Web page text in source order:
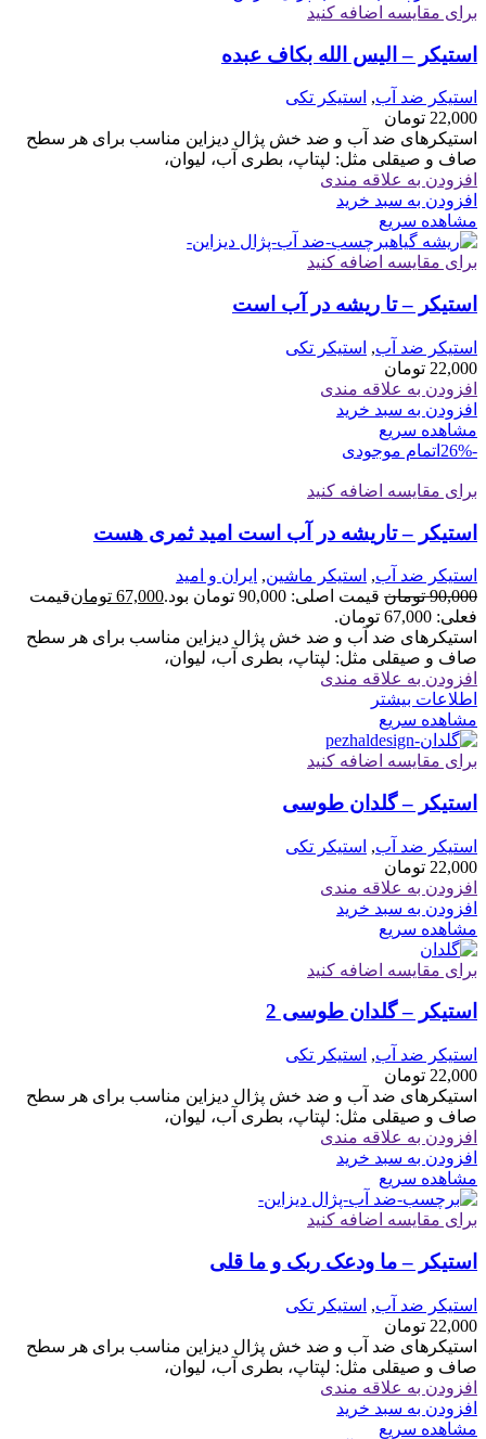
برای مقایسه اضافه کنید
استیکر – الیس الله بکاف عبده
استیکر ضد آب, استیکر تکی
22,000 تومان
استیکرهای ضد آب و ضد خش پژال دیزاین مناسب برای هر سطح
صاف و صیقلی مثل: لپتاپ، بطری آب، لیوان،
افزودن به علاقه مندی
افزودن به سبد خرید
مشاهده سریع
برای مقایسه اضافه کنید
استیکر – تا ریشه در آب است
استیکر ضد آب, استیکر تکی
22,000 تومان
افزودن به علاقه مندی
افزودن به سبد خرید
مشاهده سریع
-26%
اتمام موجودی
برای مقایسه اضافه کنید
استیکر – تاریشه در آب است امید ثمری هست
استیکر ضد آب, استیکر ماشین, ایران و امید
90,000 تومان قیمت اصلی: 90,000 تومان بود. 67,000 تومانقیمت
فعلی: 67,000 تومان.
استیکرهای ضد آب و ضد خش پژال دیزاین مناسب برای هر سطح
صاف و صیقلی مثل: لپتاپ، بطری آب، لیوان،
افزودن به علاقه مندی
اطلاعات بیشتر
مشاهده سریع
برای مقایسه اضافه کنید
استیکر – گلدان طوسی
استیکر ضد آب, استیکر تکی
22,000 تومان
افزودن به علاقه مندی
افزودن به سبد خرید
مشاهده سریع
برای مقایسه اضافه کنید
استیکر – گلدان طوسی 2
استیکر ضد آب, استیکر تکی
22,000 تومان
استیکرهای ضد آب و ضد خش پژال دیزاین مناسب برای هر سطح
صاف و صیقلی مثل: لپتاپ، بطری آب، لیوان،
افزودن به علاقه مندی
افزودن به سبد خرید
مشاهده سریع
برای مقایسه اضافه کنید
استیکر – ما ودعک ربک و ما قلی
استیکر ضد آب, استیکر تکی
22,000 تومان
استیکرهای ضد آب و ضد خش پژال دیزاین مناسب برای هر سطح
صاف و صیقلی مثل: لپتاپ، بطری آب، لیوان،
افزودن به علاقه مندی
افزودن به سبد خرید
مشاهده سریع